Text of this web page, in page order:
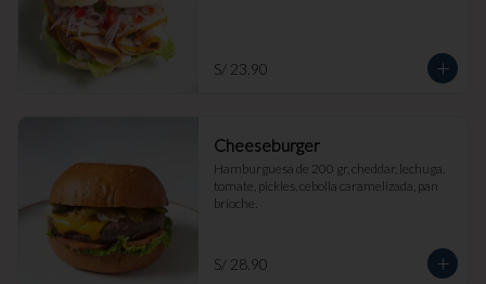
S/ 23.90
Cheeseburger
Hamburguesa de 200 gr, cheddar, lechuga,
tomate, pickles, cebolla caramelizada, pan
brioche.
S/ 28.90